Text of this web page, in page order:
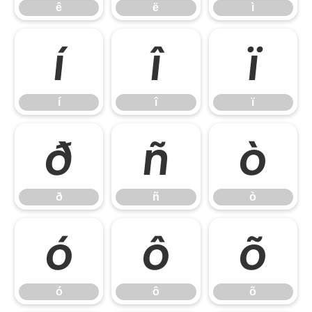
ê ë ì
í
í
î
î
ï
ï
ð
ð
ñ
ñ
ò
ò
ó
ó
ô
ô
õ
õ